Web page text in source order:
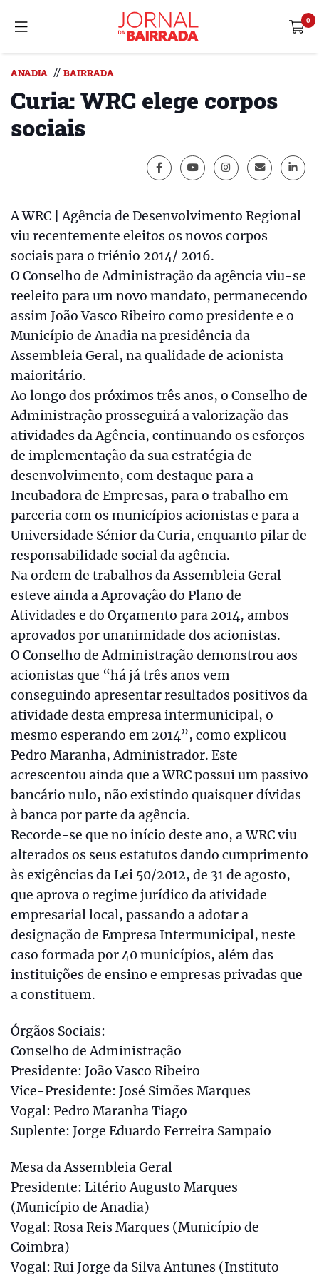
ANADIA // BAIRRADA
Curia: WRC elege corpos
sociais
A WRC | Agência de Desenvolvimento Regional
viu recentemente eleitos os novos corpos
sociais para o triénio 2014/ 2016.
O Conselho de Administração da agência viu-se
reeleito para um novo mandato, permanecendo
assim João Vasco Ribeiro como presidente e o
Município de Anadia na presidência da
Assembleia Geral, na qualidade de acionista
maioritário.
Ao longo dos próximos três anos, o Conselho de
Administração prosseguirá a valorização das
atividades da Agência, continuando os esforços
de implementação da sua estratégia de
desenvolvimento, com destaque para a
Incubadora de Empresas, para o trabalho em
parceria com os municípios acionistas e para a
Universidade Sénior da Curia, enquanto pilar de
responsabilidade social da agência.
Na ordem de trabalhos da Assembleia Geral
esteve ainda a Aprovação do Plano de
Atividades e do Orçamento para 2014, ambos
aprovados por unanimidade dos acionistas.
O Conselho de Administração demonstrou aos
acionistas que “há já três anos vem
conseguindo apresentar resultados positivos da
atividade desta empresa intermunicipal, o
mesmo esperando em 2014”, como explicou
Pedro Maranha, Administrador. Este
acrescentou ainda que a WRC possui um passivo
bancário nulo, não existindo quaisquer dívidas
à banca por parte da agência.
Recorde-se que no início deste ano, a WRC viu
alterados os seus estatutos dando cumprimento
às exigências da Lei 50/2012, de 31 de agosto,
que aprova o regime jurídico da atividade
empresarial local, passando a adotar a
designação de Empresa Intermunicipal, neste
caso formada por 40 municípios, além das
instituições de ensino e empresas privadas que
a constituem.
Órgãos Sociais:
Conselho de Administração
Presidente: João Vasco Ribeiro
Vice-Presidente: José Simões Marques
Vogal: Pedro Maranha Tiago
Suplente: Jorge Eduardo Ferreira Sampaio
Mesa da Assembleia Geral
Presidente: Litério Augusto Marques
(Município de Anadia)
Vogal: Rosa Reis Marques (Município de
Coimbra)
Vogal: Rui Jorge da Silva Antunes (Instituto